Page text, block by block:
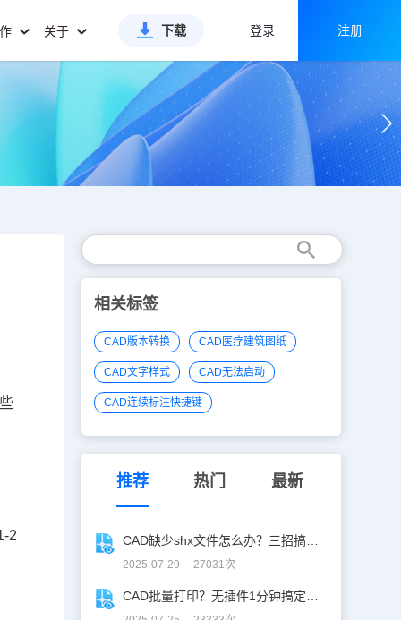
关于 下载 登录 注册
2
相关标签
CAD版本转换 CAD医疗建筑图纸
CAD文字样式 CAD无法启动
CAD连续标注快捷键
推荐 热门 最新
2025-07-29 27031次